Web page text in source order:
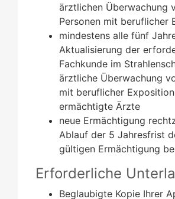
ärztlichen Überwachung
Personen mit beruflicher
mindestens alle fünf
Aktualisierung der
Fachkunde im
ärztliche Überwachung
mit beruflicher
ermächtigte Ärzte
neue Ermächtigung
Ablauf der 5 Jahresfrist
gültigen Ermächtigung
Erforderliche
Beglaubigte Kopie Ihrer